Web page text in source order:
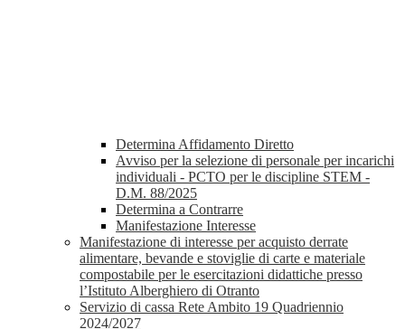
Determina Affidamento Diretto
Avviso per la selezione di personale per incarichi
individuali - PCTO per le discipline STEM -
D.M. 88/2025
Determina a Contrarre
Manifestazione Interesse
Manifestazione di interesse per acquisto derrate
alimentare, bevande e stoviglie di carte e materiale
compostabile per le esercitazioni didattiche presso
l’Istituto Alberghiero di Otranto
Servizio di cassa Rete Ambito 19 Quadriennio
2024/2027